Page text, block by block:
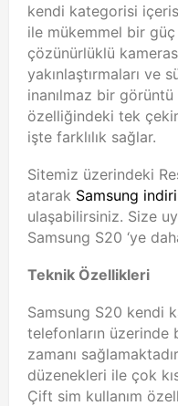
kendi kategorisi
ile mükemmel bir
çözünürlüklü
yakınlaştırmaları ve
inanılmaz bir
özelliğindeki tek
işte farklılık sağlar.
Sitemiz üzerindeki
atarak Samsung
ulaşabilirsiniz. Size
Samsung S20 ‘ye
Teknik Özellikleri
Samsung S20 kendi
telefonların üzerinde
zamanı
düzenekleri ile çok
Çift sim kullanım